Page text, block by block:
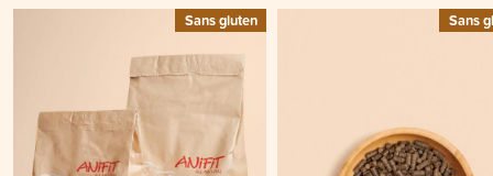
Sans gluten Sans